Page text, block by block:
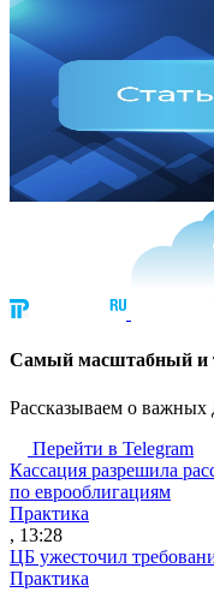
Cамый масштабный и
Рассказываем о
Перейти в Telegram
Кассация разрешила
по еврооблигациям
Практика
, 13:28
ЦБ ужесточил
Практика